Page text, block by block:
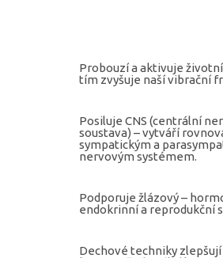
Probouzí a aktivuje
tím zvyšuje naší vibrační
Posiluje CNS (centrální
soustava) – vytváří
sympatickým a
nervovým systémem.
Podporuje žlázový –
endokrinní a reprodukční
Dechové techniky